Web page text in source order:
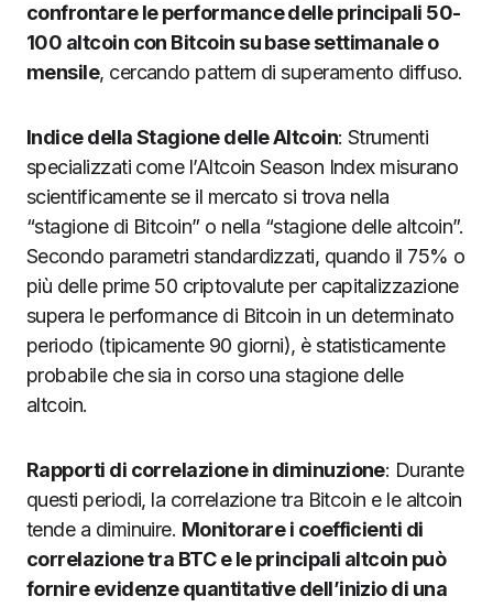
confrontare le performance delle principali 50-
100 altcoin con Bitcoin su base settimanale o
mensile, cercando pattern di superamento diffuso.
Indice della Stagione delle Altcoin: Strumenti
specializzati come l’Altcoin Season Index misurano
scientificamente se il mercato si trova nella
“stagione di Bitcoin” o nella “stagione delle altcoin”.
Secondo parametri standardizzati, quando il 75% o
più delle prime 50 criptovalute per capitalizzazione
supera le performance di Bitcoin in un determinato
periodo (tipicamente 90 giorni), è statisticamente
probabile che sia in corso una stagione delle
altcoin.
Rapporti di correlazione in diminuzione: Durante
questi periodi, la correlazione tra Bitcoin e le altcoin
tende a diminuire. Monitorare i coefficienti di
correlazione tra BTC e le principali altcoin può
fornire evidenze quantitative dell’inizio di una